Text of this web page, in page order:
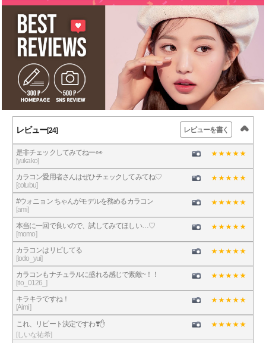
レビュー[24]
是非チェックしてみてねー👀
[yukako]
カラコン愛用者さんはぜひチェックしてみてね♡
[cotubu]
#ウォニョン ちゃんがモデルを務めるカラコン
[ami]
本当に一回で良いので、試してみてほしい…♡
[momo]
カラコンはリピしてる
[todo_yui]
カラコンもナチュラルに盛れる感じで素敵~！！
[rio_0126_]
キラキラですね！
[Aimi]
これ、リピート決定ですわ❣️✋
[しいな祐希]
レビューを書く